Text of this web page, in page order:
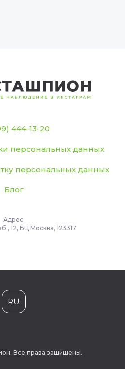
444-13-20
персональных данных
персональных данных
Блог
Адрес:
12, БЦ Москва, 123317
RU
Все права защищены.